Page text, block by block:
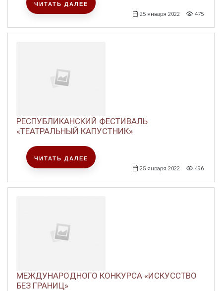
25 января 2022 475
ЧИТАТЬ ДАЛЕЕ
РЕСПУБЛИКАНСКИЙ ФЕСТИВАЛЬ
«ТЕАТРАЛЬНЫЙ КАПУСТНИК»
25 января 2022 496
ЧИТАТЬ ДАЛЕЕ
МЕЖДУНАРОДНОГО КОНКУРСА «ИСКУССТВО
БЕЗ ГРАНИЦ»